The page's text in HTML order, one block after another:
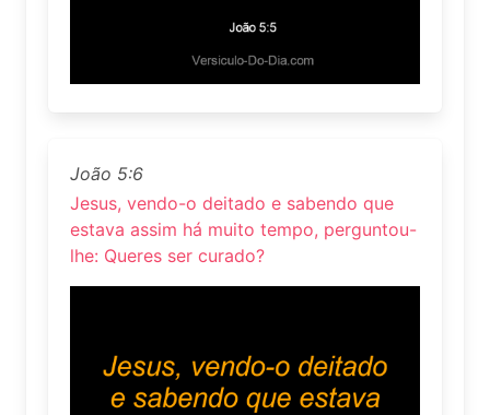
João 5:6
Jesus, vendo-o deitado e sabendo que
estava assim há muito tempo, perguntou-
lhe: Queres ser curado?